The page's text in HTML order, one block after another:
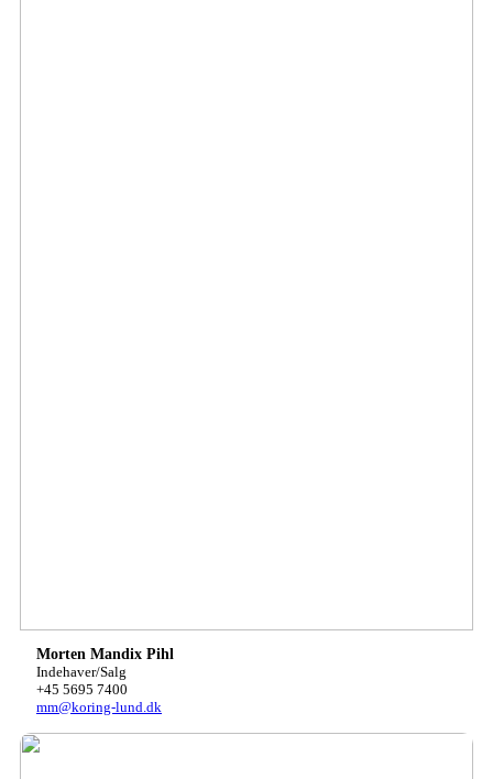
Morten Mandix Pihl
Indehaver/Salg
+45 5695 7400
mm@koring-lund.dk